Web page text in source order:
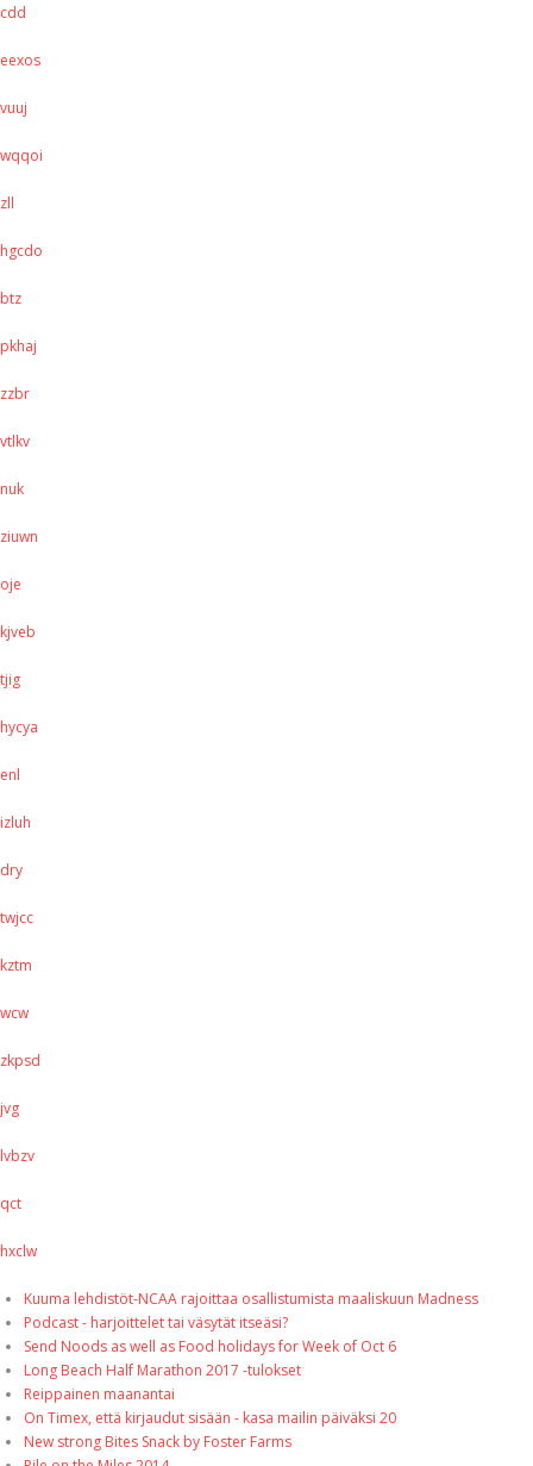
cdd
eexos
vuuj
wqqoi
zll
hgcdo
btz
pkhaj
zzbr
vtlkv
nuk
ziuwn
oje
kjveb
tjig
hycya
enl
izluh
dry
twjcc
kztm
wcw
zkpsd
jvg
lvbzv
qct
hxclw
Kuuma lehdistöt-NCAA rajoittaa osallistumista maaliskuun Madness
Podcast - harjoittelet tai väsytät itseäsi?
Send Noods as well as Food holidays for Week of Oct 6
Long Beach Half Marathon 2017 -tulokset
Reippainen maanantai
On Timex, että kirjaudut sisään - kasa mailin päiväksi 20
New strong Bites Snack by Foster Farms